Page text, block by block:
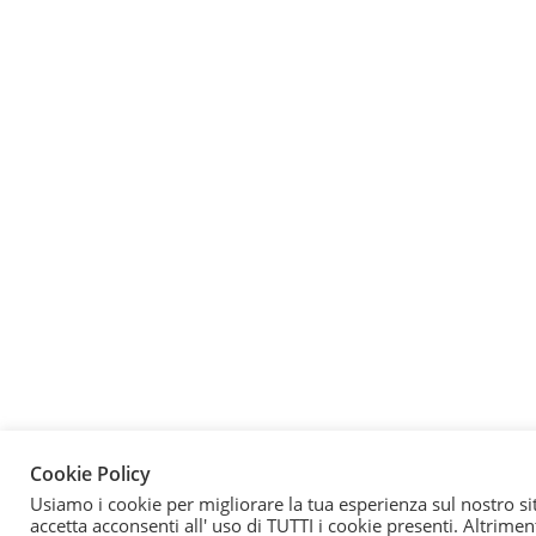
Cookie Policy
Usiamo i cookie per migliorare la tua esperienza sul nostro
accetta acconsenti all' uso di TUTTI i cookie presenti.